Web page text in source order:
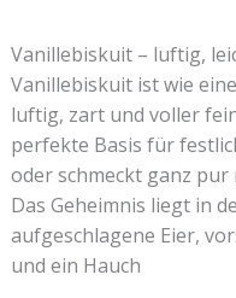
Vanillebiskuit – luftig,
Vanillebiskuit ist wie
luftig, zart und voller
perfekte Basis für
oder schmeckt ganz pur
Das Geheimnis liegt in
aufgeschlagene Eier,
und ein Hauch